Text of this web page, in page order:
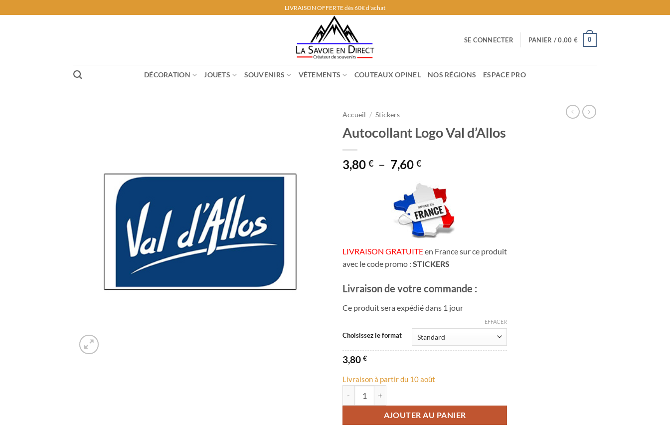
au
LIVRAISON OFFERTE dès 60€ d'achat
SE CONNECTER PANIER /0,00 € 0
DÉCORATION JOUETS SOUVENIRS VÊTEMENTS COUTEAUX OPINEL NOS RÉGIONS ESPACE PRO
Accueil / Stickers
Autocollant Logo Val d’Allos
3,80 € – 7,60 €Plage
prix :
3,80 €
à
7,60 €
LIVRAISON GRATUITEen France sur ce produit
avec le code promo : STICKERS
Livraison de votre commande :
Ce produit sera expédié dans 1 jour
Choisissez le format
EFFACER
3,80 €
Livraison à partir du 10 août
AJOUTER AU PANIER